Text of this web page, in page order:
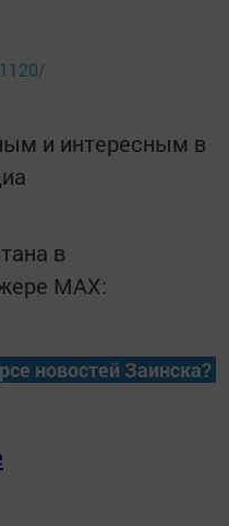
и интересным в
в
MАХ:
новостей Заинска?